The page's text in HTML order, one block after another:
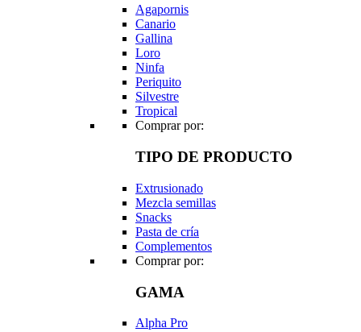
Agapornis
Canario
Gallina
Loro
Ninfa
Periquito
Silvestre
Tropical
Comprar por:
TIPO DE PRODUCTO
Extrusionado
Mezcla semillas
Snacks
Pasta de cría
Complementos
Comprar por:
GAMA
Alpha Pro